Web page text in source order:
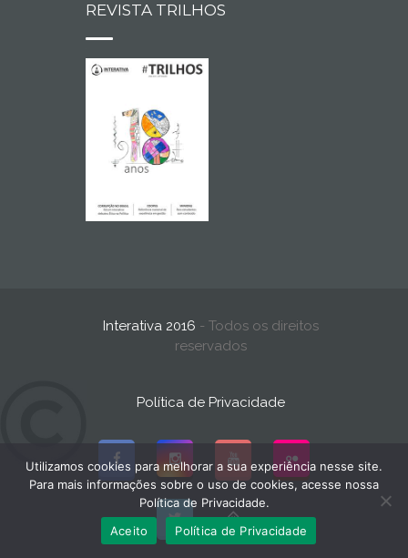
REVISTA TRILHOS
Interativa 2016 - Todos os direitos
reservados
Política de Privacidade
Utilizamos cookies para melhorar a sua experiência nesse site.
Para mais informações sobre o uso de cookies, acesse nossa
Política de Privacidade.
Aceito
Política de Privacidade